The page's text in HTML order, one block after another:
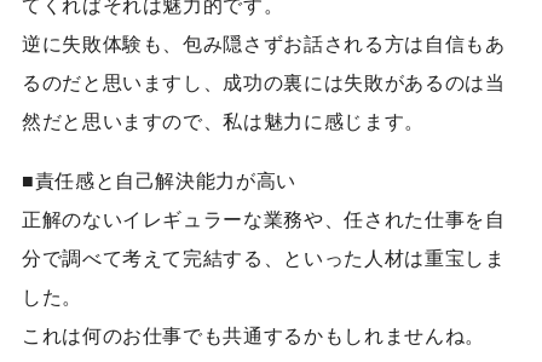
てくればそれは魅力的です。
逆に失敗体験も、包み隠さずお話される方は自信もあ
るのだと思いますし、成功の裏には失敗があるのは当
然だと思いますので、私は魅力に感じます。
■責任感と自己解決能力が高い
正解のないイレギュラーな業務や、任された仕事を自
分で調べて考えて完結する、といった人材は重宝しま
した。
これは何のお仕事でも共通するかもしれませんね。